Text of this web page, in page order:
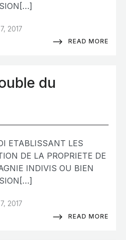
2017
READ MORE
du
ETABLISSANT LES
DE LA PROPRIETE DE
INDIVIS OU BIEN
2017
READ MORE